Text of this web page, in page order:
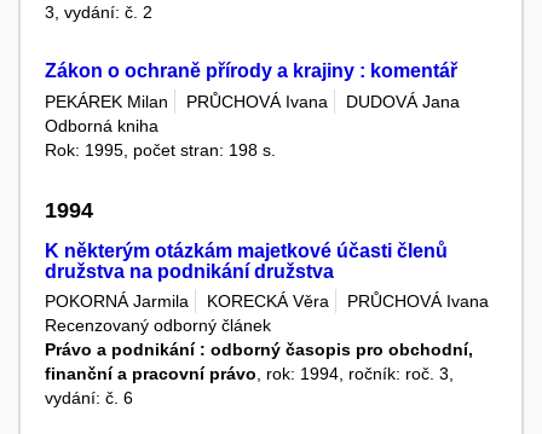
3, vydání: č. 2
Zákon o ochraně přírody a krajiny : komentář
PEKÁREK Milan PRŮCHOVÁ Ivana
DUDOVÁ Jana
Odborná kniha
Rok: 1995, počet stran: 198 s.
1994
K některým otázkám majetkové účasti členů
družstva na podnikání družstva
POKORNÁ Jarmila KORECKÁ Věra
PRŮCHOVÁ Ivana
Recenzovaný odborný článek
Právo a podnikání : odborný časopis pro obchodní,
finanční a pracovní právo, rok: 1994, ročník: roč. 3,
vydání: č. 6